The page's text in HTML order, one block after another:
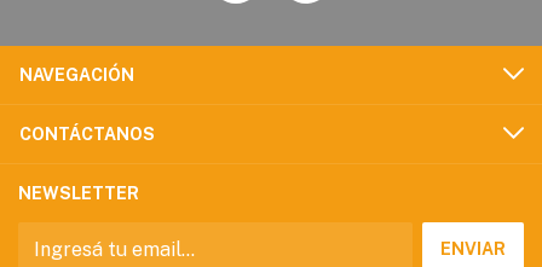
NAVEGACIÓN
CONTÁCTANOS
NEWSLETTER